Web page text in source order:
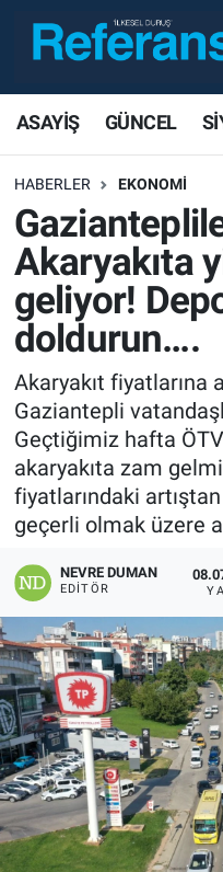
ASAYİŞ GÜNCEL
HABERLER EKONOMİ
Akaryakıta
geliyor!
doldurun….
Akaryakıt fiyatlarına
Gaziantepli
Geçtiğimiz hafta ÖTV
akaryakıta zam
fiyatlarındaki artıştan
geçerli olmak üzere
NEVRE DUMAN
EDITÖR